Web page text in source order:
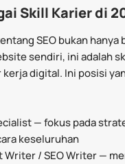
Skill Karier di
SEO bukan
sendiri, ini adalah
kerja digital. Ini posisi
— fokus pada
keseluruhan
Writer / SEO Writer —